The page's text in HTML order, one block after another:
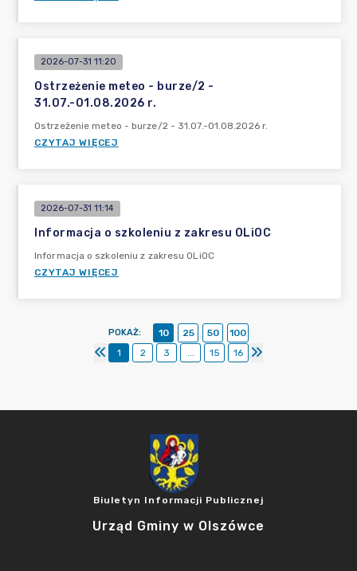
2026-07-31 11:20
Ostrzeżenie meteo - burze/2 -
31.07.-01.08.2026 r.
Ostrzeżenie meteo - burze/2 - 31.07.-01.08.2026 r.
CZYTAJ WIĘCEJ
2026-07-31 11:14
Informacja o szkoleniu z zakresu OLiOC
Informacja o szkoleniu z zakresu OLiOC
CZYTAJ WIĘCEJ
POKAŻ: 10 25 50
100
1
2 3 ... 15 16
Biuletyn Informacji Publicznej
Urząd Gminy w Olszówce